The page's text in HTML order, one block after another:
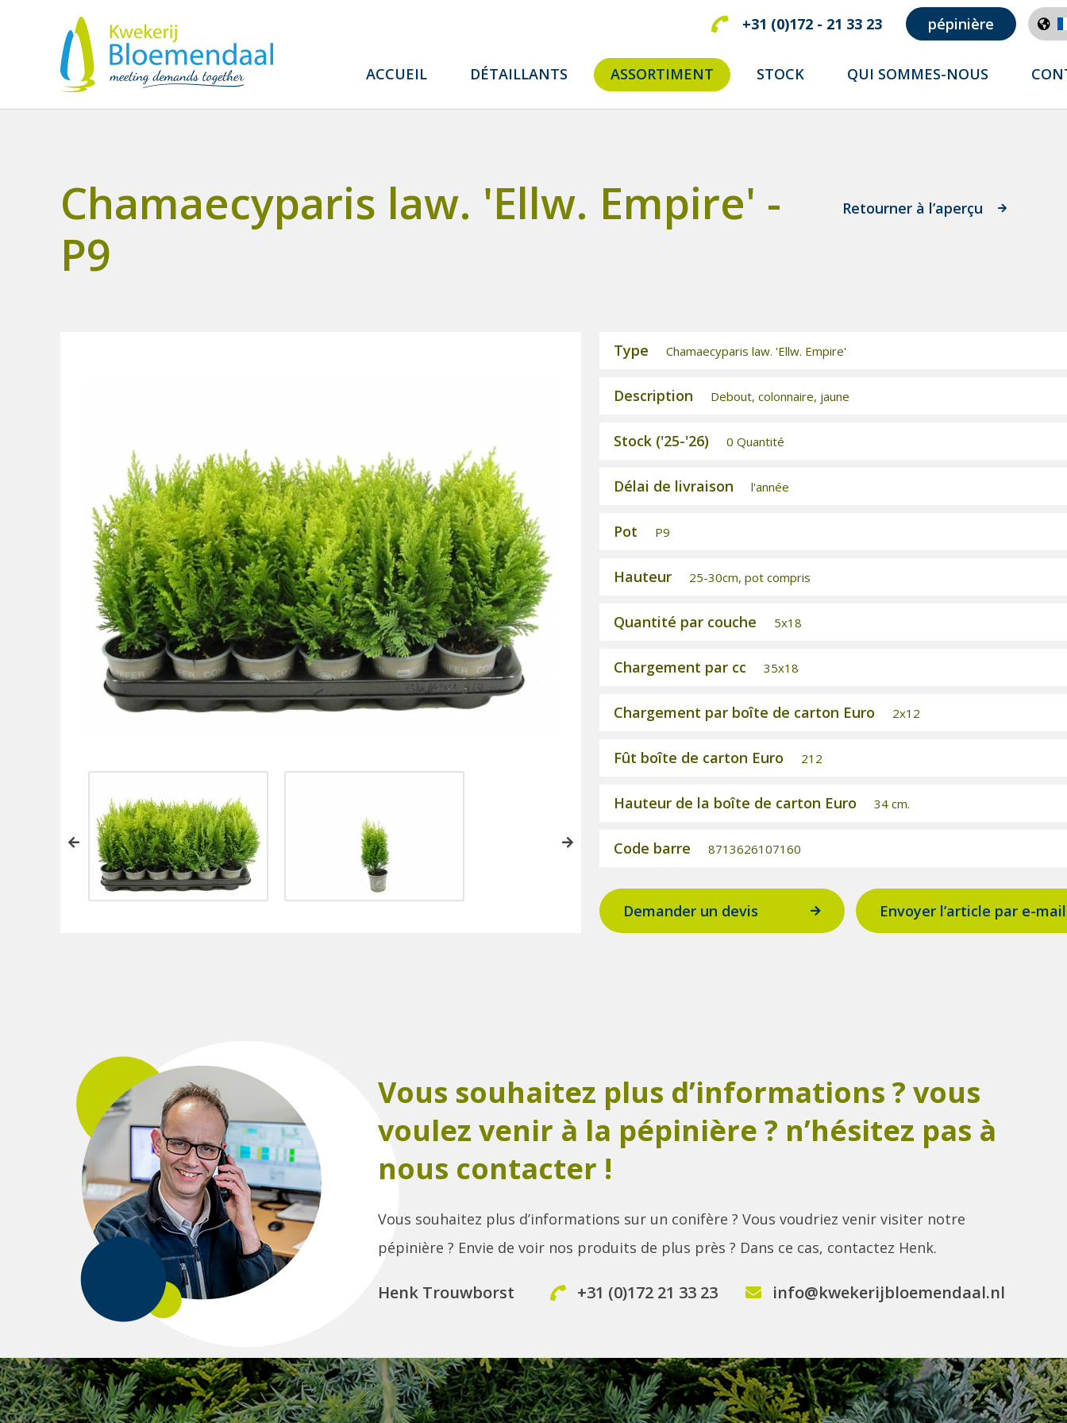
+31 (0)172 - 21 33 23 pépinière
ACCUEIL DÉTAILLANTS ASSORTIMENT STOCK QUI SOMMES-NOUS
Chamaecyparis law. 'Ellw. Empire' -
P9
Retourner à l’aperçu
Type Chamaecyparis law. 'Ellw. Empire'
Description Debout, colonnaire, jaune
Stock ('25-'26) 0 Quantité
Délai de livraison l'année
Pot P9
Hauteur 25-30cm, pot compris
Quantité par couche 5x18
Chargement par cc 35x18
Chargement par boîte de carton Euro 2x12
Fût boîte de carton Euro 212
Hauteur de la boîte de carton Euro 34 cm.
Code barre 8713626107160
Demander un devis Envoyer l’article par e-mail
Vous souhaitez plus d’informations ? vous
voulez venir à la pépinière ? n’hésitez pas à
nous contacter !
Vous souhaitez plus d’informations sur un conifère ? Vous voudriez venir visiter notre
pépinière ? Envie de voir nos produits de plus près ? Dans ce cas, contactez Henk.
Henk Trouwborst +31 (0)172 21 33 23 info@kwekerijbloemendaal.nl